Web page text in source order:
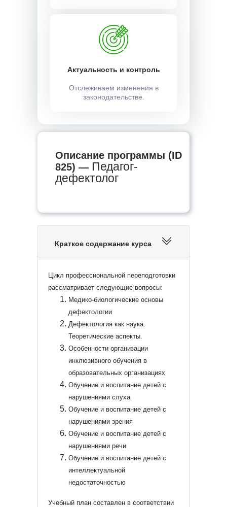
Актуальность и контроль
Отслеживаем изменения в
законодательстве.
Описание программы (ID
825) — Педагог-
дефектолог
Краткое содержание курса
Цикл профессиональной переподготовки
рассматривает следующие вопросы:
Медико-биологические основы
дефектологии
Дефектология как наука.
Теоретические аспекты.
Особенности организации
инклюзивного обучения в
образовательных организациях
Обучение и воспитание детей с
нарушениями слуха
Обучение и воспитание детей с
нарушениями зрения
Обучение и воспитание детей с
нарушениями речи
Обучение и воспитание детей с
интеллектуальной
недостаточностью
Учебный план составлен в соответствии